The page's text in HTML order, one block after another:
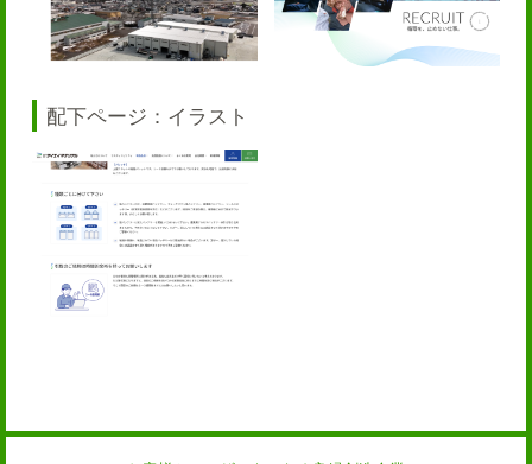
配下ページ：イラスト